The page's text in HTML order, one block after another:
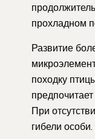
прохладном
Развитие
походку
При
гибели особи.